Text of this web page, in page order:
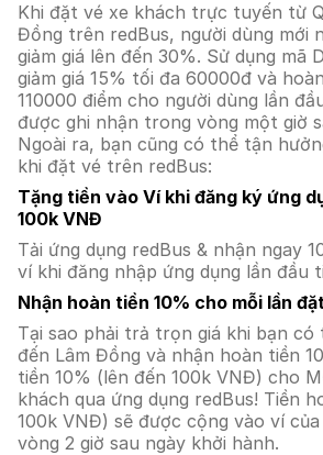
Khi đặt vé xe khách trực tuyến từ
Đồng trên redBus, người dùng mới
giảm giá lên đến 30%. Sử dụng mã
giảm giá 15% tối đa 60000đ và
110000 điểm cho người dùng lần
được ghi nhận trong vòng một giờ
Ngoài ra, bạn cũng có thể tận
khi đặt vé trên redBus:
Tặng tiền vào Ví khi đăng ký ứng
100k VNĐ
Tải ứng dụng redBus & nhận ngay
ví khi đăng nhập ứng dụng lần đầu
Nhận hoàn tiền 10% cho mỗi lần
Tại sao phải trả trọn giá khi bạn có
đến Lâm Đồng và nhận hoàn tiền
tiền 10% (lên đến 100k VNĐ) cho
khách qua ứng dụng redBus! Tiền
100k VNĐ) sẽ được cộng vào ví
vòng 2 giờ sau ngày khởi hành.